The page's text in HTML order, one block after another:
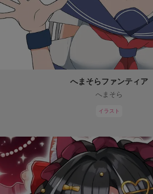
へまそらファンティア
へまそら
イラスト